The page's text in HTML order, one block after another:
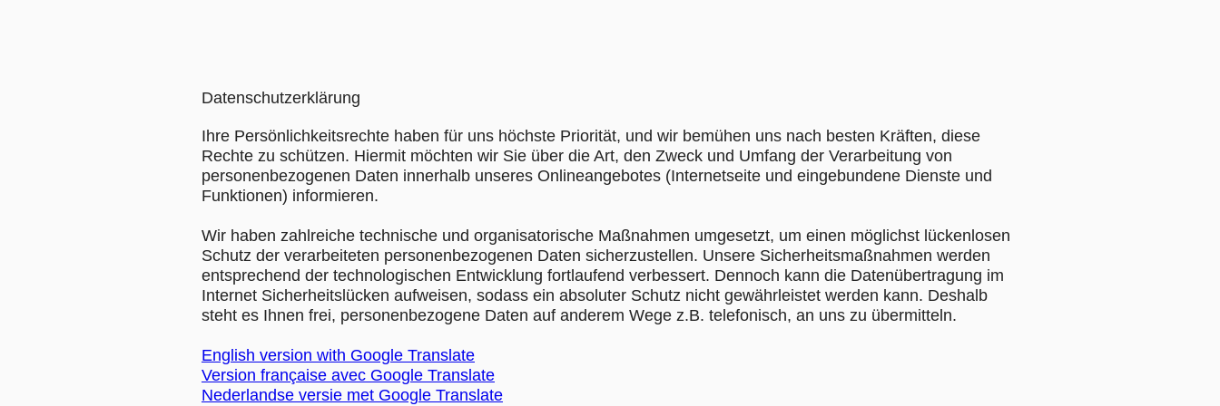
Datenschutzerklärung
Ihre Persönlichkeitsrechte haben für uns höchste Priorität, und wir bemühen uns nach besten Kräften, diese
Rechte zu schützen. Hiermit möchten wir Sie über die Art, den Zweck und Umfang der Verarbeitung von
personenbezogenen Daten innerhalb unseres Onlineangebotes (Internetseite und eingebundene Dienste und
Funktionen) informieren.
Wir haben zahlreiche technische und organisatorische Maßnahmen umgesetzt, um einen möglichst lückenlosen
Schutz der verarbeiteten personenbezogenen Daten sicherzustellen. Unsere Sicherheitsmaßnahmen werden
entsprechend der technologischen Entwicklung fortlaufend verbessert. Dennoch kann die Datenübertragung im
Internet Sicherheitslücken aufweisen, sodass ein absoluter Schutz nicht gewährleistet werden kann. Deshalb
steht es Ihnen frei, personenbezogene Daten auf anderem Wege z.B. telefonisch, an uns zu übermitteln.
English version with Google Translate
Version française avec Google Translate
Nederlandse versie met Google Translate